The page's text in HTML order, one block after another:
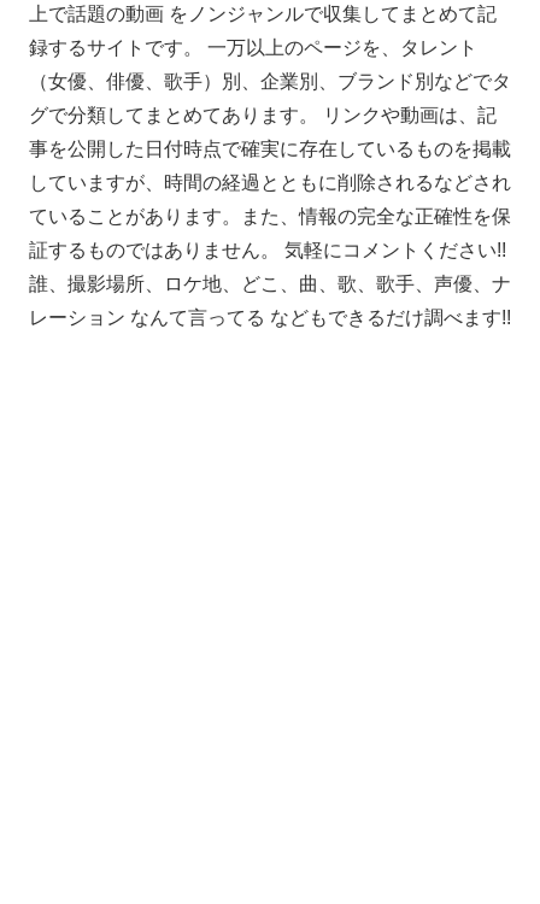
上で話題の動画 をノンジャンルで収集してまとめて記
録するサイトです。 一万以上のページを、タレント
（女優、俳優、歌手）別、企業別、ブランド別などでタ
グで分類してまとめてあります。 リンクや動画は、記
事を公開した日付時点で確実に存在しているものを掲載
していますが、時間の経過とともに削除されるなどされ
ていることがあります。また、情報の完全な正確性を保
証するものではありません。 気軽にコメントください!!
誰、撮影場所、ロケ地、どこ、曲、歌、歌手、声優、ナ
レーション なんて言ってる などもできるだけ調べます!!